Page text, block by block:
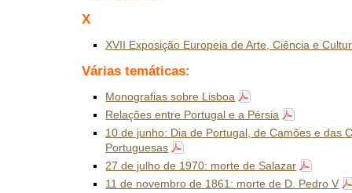
X
XVII Exposição Europeia de Arte, Ciência e
Várias temáticas:
Monografias sobre Lisboa
Relações entre Portugal e a Pérsia
10 de junho: Dia de Portugal, de Camões e das
Portuguesas
27 de julho de 1970: morte de Salazar
11 de novembro de 1861: morte de D. Pedro V